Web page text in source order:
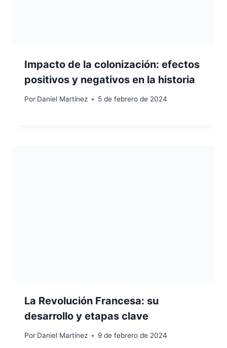
Impacto de la colonización: efectos
positivos y negativos en la historia
Por Daniel Martínez 5 de febrero de 2024
La Revolución Francesa: su
desarrollo y etapas clave
Por Daniel Martínez 9 de febrero de 2024